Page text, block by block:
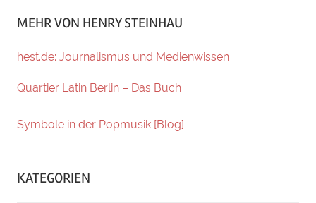
MEHR VON HENRY STEINHAU
hest.de: Journalismus und Medienwissen
Quartier Latin Berlin – Das Buch
Symbole in der Popmusik [Blog]
KATEGORIEN